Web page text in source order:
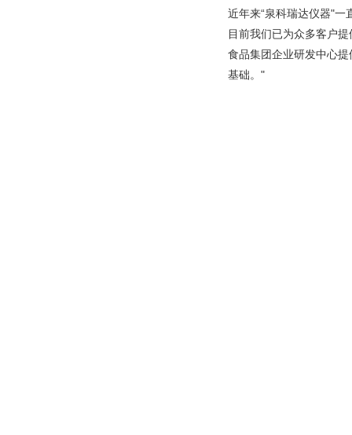
近年来“泉科瑞达仪器"
目前我们已为众多客户
食品集团企业研发中心
基础。"